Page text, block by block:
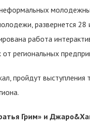
неформальных
развернется
работа
региональных
пройдут
Грим» и